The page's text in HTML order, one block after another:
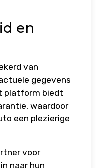
en
van
gegevens
platform biedt
waardoor
een plezierige
voor
naar hun